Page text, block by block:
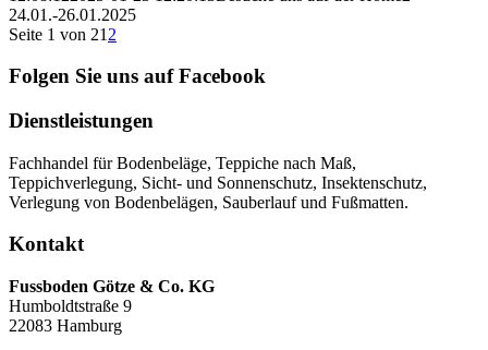
24.01.-26.01.2025
Seite 1 von 21 2
Folgen Sie uns auf Facebook
Dienstleistungen
Fachhandel für Bodenbeläge, Teppiche nach Maß,
Teppichverlegung, Sicht- und Sonnenschutz, Insektenschutz,
Verlegung von Bodenbelägen, Sauberlauf und Fußmatten.
Kontakt
Fussboden Götze & Co. KG
Humboldtstraße 9
22083 Hamburg